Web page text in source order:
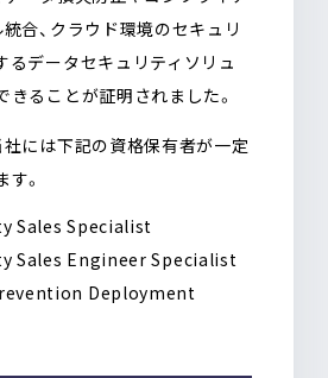
合、クラウド環境のセキュリ
るデータセキュリティソリュ
きることが証明されました。
社には下記の資格保有者が一定
。
Sales Specialist
Sales Engineer Specialist
Deployment